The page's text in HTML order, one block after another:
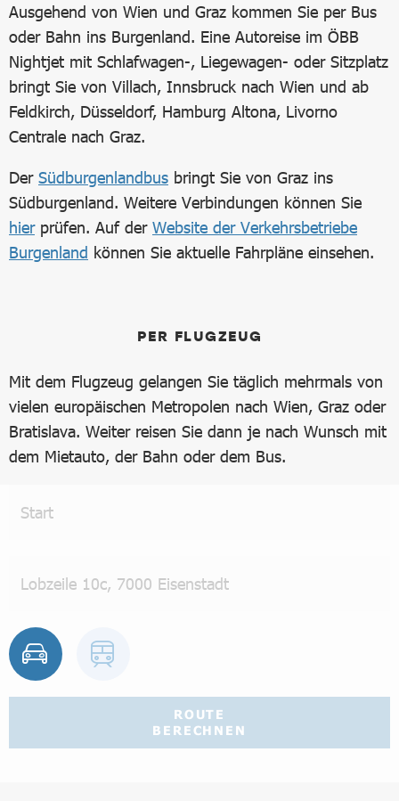
Ausgehend von Wien und Graz kommen Sie per Bus
oder Bahn ins Burgenland. Eine Autoreise im ÖBB
Nightjet mit Schlafwagen-, Liegewagen- oder Sitzplatz
bringt Sie von Villach, Innsbruck nach Wien und ab
Feldkirch, Düsseldorf, Hamburg Altona, Livorno
Centrale nach Graz.
Der Südburgenlandbus bringt Sie von Graz ins
Südburgenland. Weitere Verbindungen können Sie
hierprüfen. Auf der Website der Verkehrsbetriebe
Burgenland können Sie aktuelle Fahrpläne einsehen.
PER FLUGZEUG
Mit dem Flugzeug gelangen Sie täglich mehrmals von
vielen europäischen Metropolen nach Wien, Graz oder
Bratislava. Weiter reisen Sie dann je nach Wunsch mit
dem Mietauto, der Bahn oder dem Bus.
ROUTE
BERECHNEN